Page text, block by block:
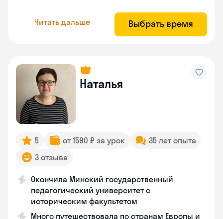
Читать дальше Выбрать время
Наталья
5 от 1590 ₽ за урок
35 лет опыта
3 отзыва
Окончила Минский государственный
педагогический университет с
историческим факультетом
Много путешествовала по странам Европы и